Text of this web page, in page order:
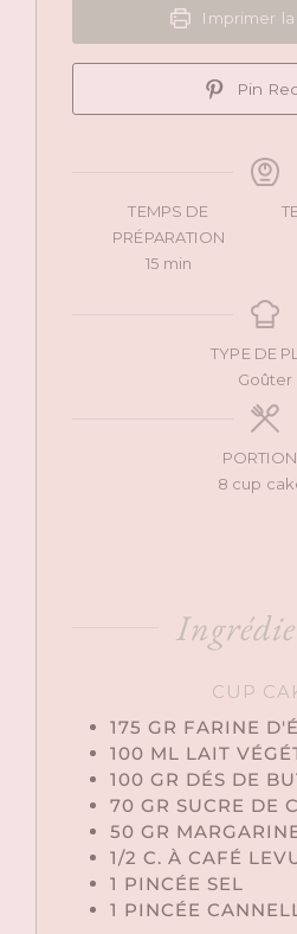
Imprimer
Pin
TEMPS DE
PRÉPARATION
15minutes
min
TYPE DE
Goûter
8 cup
CUP
175 GR FARINE
100 ML LAIT
100 GR DÉS DE
70 GR SUCRE DE
50 GR
1/2 C. À CAFÉ
1 PINCÉE SEL
1 PINCÉE